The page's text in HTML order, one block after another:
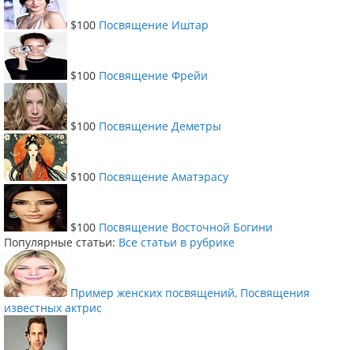
$100 Посвящение Иштар
$100 Посвящение Фрейи
$100 Посвящение Деметры
$100 Посвящение Аматэрасу
$100 Посвящение Восточной Богини
Популярные статьи: Все статьи в рубрике
Пример женских посвящений, Посвящения
известных актрис